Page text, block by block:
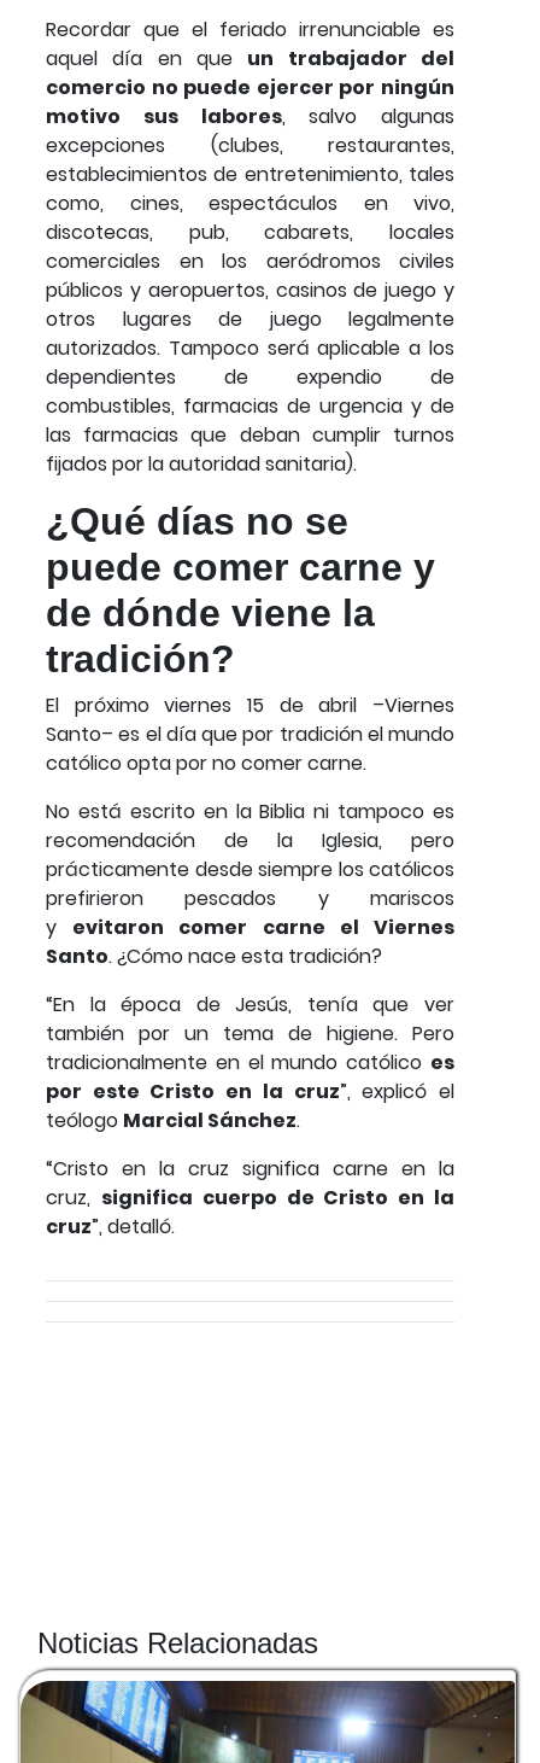
Recordar que el feriado irrenunciable es
aquel día en que un trabajador del
comercio no puede ejercer por ningún
motivo sus labores, salvo algunas
excepciones (clubes, restaurantes,
establecimientos de entretenimiento, tales
como, cines, espectáculos en vivo,
discotecas, pub, cabarets, locales
comerciales en los aeródromos civiles
públicos y aeropuertos, casinos de juego y
otros lugares de juego legalmente
autorizados. Tampoco será aplicable a los
dependientes de expendio de
combustibles, farmacias de urgencia y de
las farmacias que deban cumplir turnos
fijados por la autoridad sanitaria).
¿Qué días no se
puede comer carne y
de dónde viene la
tradición?
El próximo viernes 15 de abril –Viernes
Santo– es el día que por tradición el mundo
católico opta por no comer carne.
No está escrito en la Biblia ni tampoco es
recomendación de la Iglesia, pero
prácticamente desde siempre los católicos
prefirieron pescados y mariscos
y evitaron comer carne el Viernes
Santo. ¿Cómo nace esta tradición?
“En la época de Jesús, tenía que ver
también por un tema de higiene. Pero
tradicionalmente en el mundo católico es
por este Cristo en la cruz”, explicó el
teólogo Marcial Sánchez.
“Cristo en la cruz significa carne en la
cruz, significa cuerpo de Cristo en la
cruz”, detalló.
Noticias Relacionadas